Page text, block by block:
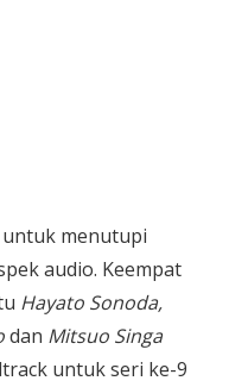
untuk menutupi
audio. Keempat
Hayato Sonoda,
dan Mitsuo Singa
untuk seri ke-9